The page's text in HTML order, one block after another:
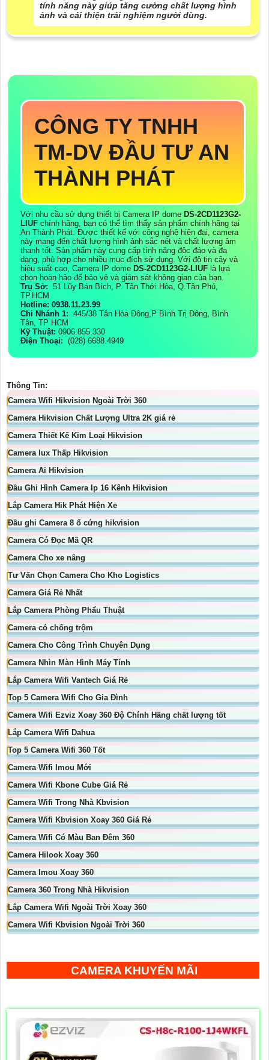
tính năng này giúp tăng cường chất lượng hình
ảnh và cải thiện trải nghiệm người dùng.
CÔNG TY TNHH
TM-DV ĐẦU TƯ AN
THÀNH PHÁT
Với nhu cầu sử dụng thiết bị Camera IP dome DS-2CD1123G2-
LIUF chính hãng, bạn có thể tìm thấy sản phẩm chính hãng tại
An Thành Phát. Được thiết kế với công nghệ hiện đại, camera
này mang đến chất lượng hình ảnh sắc nét và chất lượng âm
thanh tốt. Sản phẩm này cung cấp tính năng độc đáo và đa
dạng, phù hợp cho nhiều mục đích sử dụng. Với độ tin cậy và
hiệu suất cao, Camera IP dome DS-2CD1123G2-LIUF là lựa
chọn hoàn hảo để bảo vệ và giám sát không gian của bạn.
Trụ Sở: 51 Lũy Bán Bích, P. Tân Thới Hòa, Q.Tân Phú,
TP.HCM
Hotline: 0938.11.23.99
Chi Nhánh 1: 445/38 Tân Hòa Đông,P Bình Trị Đông, Bình
Tân, TP HCM
Kỹ Thuật: 0906.855.330
Điện Thoại: (028) 6688.4949
Thông Tin:
Camera Wifi Hikvision Ngoài Trời 360
Camera Hikvision Chất Lượng Ultra 2K giá rẻ
Camera Thiết Kế Kim Loại Hikvision
Camera lux Thấp Hikvision
Camera Ai Hikvision
Đầu Ghi Hình Camera Ip 16 Kênh Hikvision
Lắp Camera Hik Phát Hiện Xe
Đầu ghi Camera 8 ổ cứng hikvision
Camera Có Đọc Mã QR
Camera Cho xe nâng
Tư Vấn Chọn Camera Cho Kho Logistics
Camera Giá Rẻ Nhất
Lắp Camera Phòng Phẩu Thuật
Camera có chống trộm
Camera Cho Công Trình Chuyên Dụng
Camera Nhìn Màn Hình Máy Tính
Lắp Camera Wifi Vantech Giá Rẻ
Top 5 Camera Wifi Cho Gia Đình
Camera Wifi Ezviz Xoay 360 Độ Chính Hãng chất lượng tốt
Lắp Camera Wifi Dahua
Top 5 Camera Wifi 360 Tốt
Camera Wifi Imou Mới
Camera Wifi Kbone Cube Giá Rẻ
Camera Wifi Trong Nhà Kbvision
Camera Wifi Kbvision Xoay 360 Giá Rẻ
Camera Wifi Có Màu Ban Đêm 360
Camera Hilook Xoay 360
Camera Imou Xoay 360
Camera 360 Trong Nhà Hikvision
Lắp Camera Wifi Ngoài Trời Xoay 360
Camera Wifi Kbvision Ngoài Trời 360
CAMERA KHUYẾN MÃI